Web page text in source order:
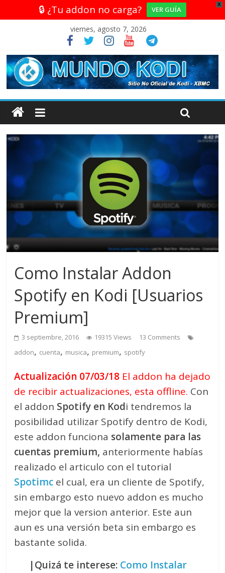
X
🔒 ¿Tu addon no carga? VER GUÍA
viernes, agosto 7, 2026
Como Instalar Addon
Spotify en Kodi [Usuarios
Premium]
3 septiembre, 2016 19315 Views
13 Comments
addon, cuenta, musica, premium, spotify
Actualización 07/03/18 El addon ha dejado
de recibir actualizaciones, esta offline. Con
el addon Spotify en Kodi tendremos la
posibilidad utilizar Spotify dentro de Kodi,
este addon funciona solamente para las
cuentas premium, anteriormente habías
realizado el articulo con el tutorial
Spotimc el cual, era un cliente de Spotify,
sin embargo esto nuevo addon es mucho
mejor que la version anterior. Este aun
aun es una versión beta sin embargo es
bastante solida.
|Quizá te interese: Como Instalar